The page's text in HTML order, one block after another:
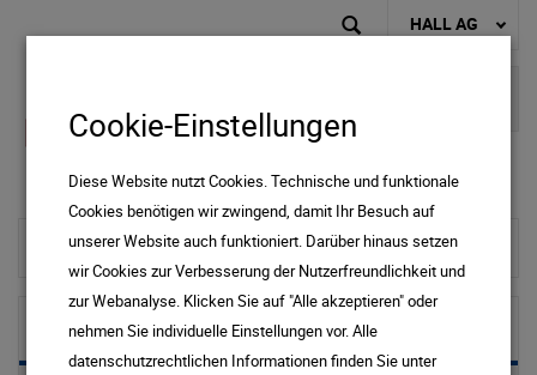
HALL AG
To home page
Wasser
Cookie-Einstellungen
Diese Website nutzt Cookies. Technische und funktionale
Cookies benötigen wir zwingend, damit Ihr Besuch auf
unserer Website auch funktioniert. Darüber hinaus setzen
wir Cookies zur Verbesserung der Nutzerfreundlichkeit und
zur Webanalyse. Klicken Sie auf "Alle akzeptieren" oder
nehmen Sie individuelle Einstellungen vor. Alle
datenschutzrechtlichen Informationen finden Sie unter